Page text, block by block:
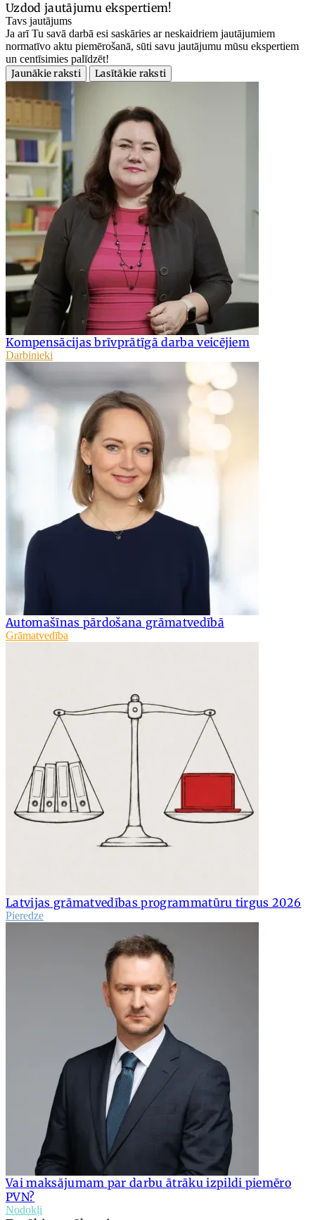
Uzdod jautājumu ekspertiem!
Tavs jautājums
Ja arī Tu savā darbā esi saskāries ar neskaidriem jautājumiem
normatīvo aktu piemērošanā, sūti savu jautājumu mūsu ekspertiem
un centīsimies palīdzēt!
Jaunākie raksti
Lasītākie raksti
Kompensācijas brīvprātīgā darba veicējiem
Darbinieki
Automašīnas pārdošana grāmatvedībā
Grāmatvedība
Latvijas grāmatvedības programmatūru tirgus 2026
Pieredze
Vai maksājumam par darbu ātrāku izpildi piemēro
PVN?
Nodokļi